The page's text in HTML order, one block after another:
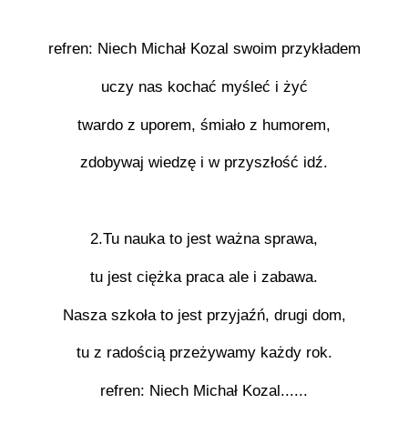
refren: Niech Michał Kozal swoim przykładem
uczy nas kochać myśleć i żyć
twardo z uporem, śmiało z humorem,
zdobywaj wiedzę i w przyszłość idź.
2.Tu nauka to jest ważna sprawa,
tu jest ciężka praca ale i zabawa.
Nasza szkoła to jest przyjaźń, drugi dom,
tu z radością przeżywamy każdy rok.
refren: Niech Michał Kozal......